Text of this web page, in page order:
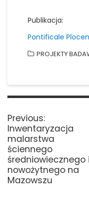
Publikacja:
Pontificale
PROJEKTY
Nawigacja
Previous:Previous
post:
Inwentaryzacja
malarstwa
ściennego
średniowiecznego i
nowożytnego na
Mazowszu